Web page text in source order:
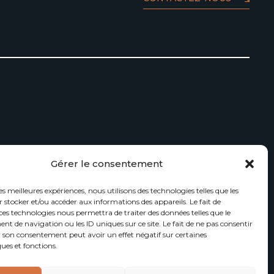
Gérer le consentement
meilleures expériences, nous utilisons des technologies telles que les
stocker et/ou accéder aux informations des appareils. Le fait de
technologies nous permettra de traiter des données telles que le
de navigation ou les ID uniques sur ce site. Le fait de ne pas consentir
son consentement peut avoir un effet négatif sur certaines
et fonctions.